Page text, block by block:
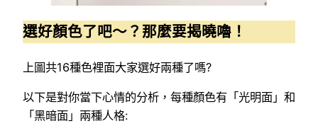
選好顏色了吧～？那麼要揭曉嚕！
上圖共16種色裡面大家選好兩種了嗎?
以下是對你當下心情的分析，每種顏色有「光明面」和
「黑暗面」兩種人格: